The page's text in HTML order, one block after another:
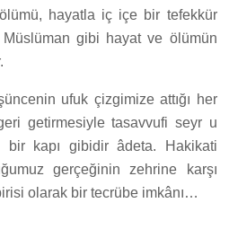
hayatla iç içe bir tefekkür
gibi hayat ve ölümün
ufuk çizgimize attığı her
getirmesiyle tasavvufi seyr u
bir kapı gibidir âdeta. Hakikati
gerçeğinin zehrine karşı
olarak bir tecrübe imkânı…